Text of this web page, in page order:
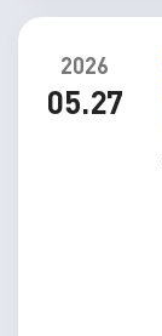
2026
05.27